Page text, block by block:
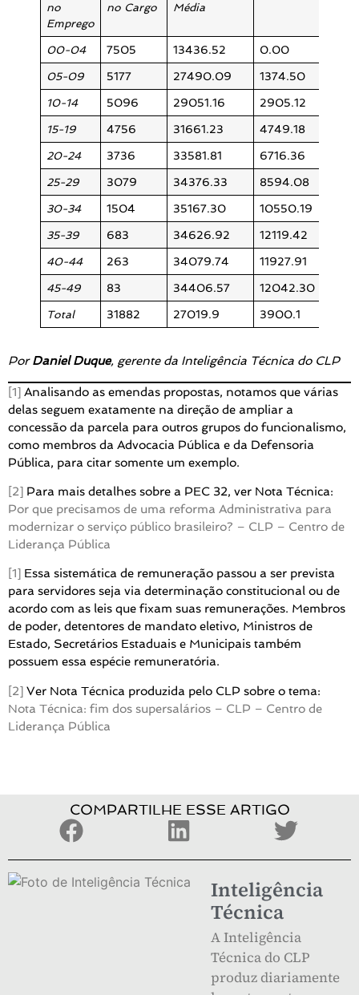
no
Emprego
no Cargo
Média
00-04 7505 13436.52 0.00
05-09 5177 27490.09 1374.50
10-14 5096 29051.16 2905.12
15-19 4756 31661.23 4749.18
20-24 3736 33581.81 6716.36
25-29 3079 34376.33 8594.08
30-34 1504 35167.30 10550.19
35-39 683 34626.92 12119.42
40-44 263 34079.74 11927.91
45-49 83 34406.57 12042.30
Total 31882 27019.9 3900.1
PorDaniel Duque, gerente da Inteligência Técnica do CLP
[1] Analisando as emendas propostas, notamos que várias
delas seguem exatamente na direção de ampliar a
concessão da parcela para outros grupos do funcionalismo,
como membros da Advocacia Pública e da Defensoria
Pública, para citar somente um exemplo.
[2] Para mais detalhes sobre a PEC 32, ver Nota Técnica:
Por que precisamos de uma reforma Administrativa para
modernizar o serviço público brasileiro? – CLP – Centro de
Liderança Pública
[1] Essa sistemática de remuneração passou a ser prevista
para servidores seja via determinação constitucional ou de
acordo com as leis que fixam suas remunerações. Membros
de poder, detentores de mandato eletivo, Ministros de
Estado, Secretários Estaduais e Municipais também
possuem essa espécie remuneratória.
[2] Ver Nota Técnica produzida pelo CLP sobre o tema:
Nota Técnica: fim dos supersalários – CLP – Centro de
Liderança Pública
COMPARTILHE ESSE ARTIGO
Inteligência
Técnica
A Inteligência
Técnica do CLP
produz diariamente